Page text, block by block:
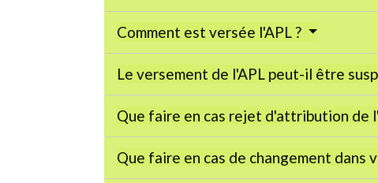
Comment est versée l'APL ?
Le versement de l'APL peut-il être
Que faire en cas rejet d'attribution de
Que faire en cas de changement dans